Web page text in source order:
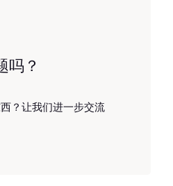
吗？
？让我们进一步交流